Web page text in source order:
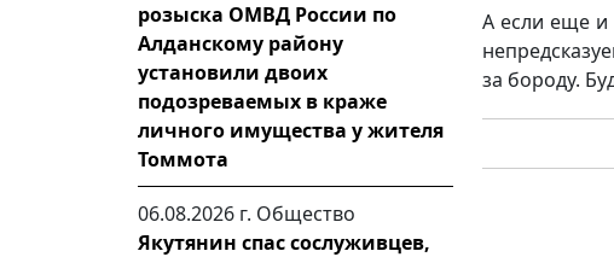
розыска ОМВД России по
Алданскому району
установили двоих
подозреваемых в краже
личного имущества у жителя
Томмота
06.08.2026 г. Общество
Якутянин спас сослуживцев,
А если еще и
за бороду.